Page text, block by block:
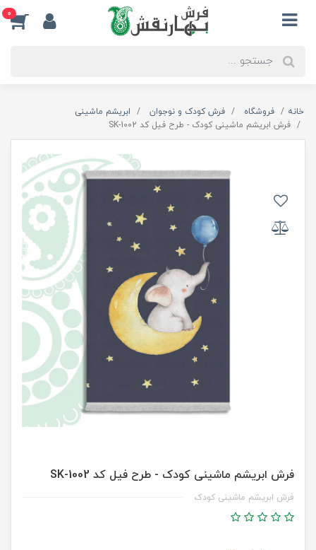
0
خانه فروشگاه فرش کودک و نوجوان
ابریشم ماشینی
فرش ابریشم ماشینی کودک - طرح فیل کد SK-1002
فرش ابریشم ماشینی کودک - طرح فیل کد SK-1002
فرش ابریشم ماشینی کودک